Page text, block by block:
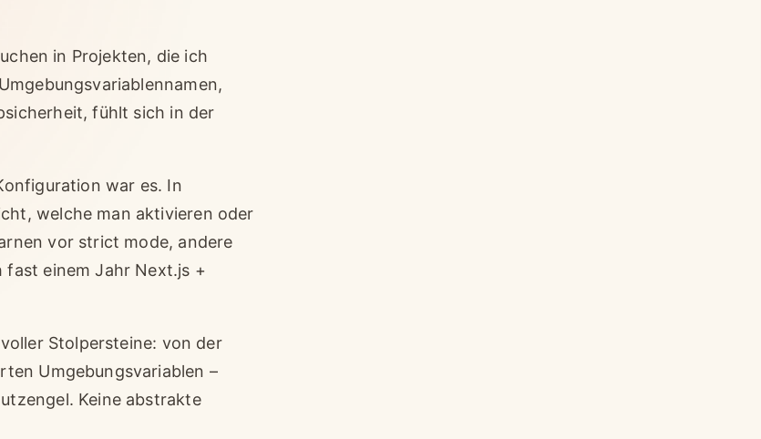
in Projekten, die ich
fühlt sich in der
war es. In
welche man aktivieren oder
vor strict mode, andere
einem Jahr Next.js +
Stolpersteine: von der
Umgebungsvariablen –
Keine abstrakte